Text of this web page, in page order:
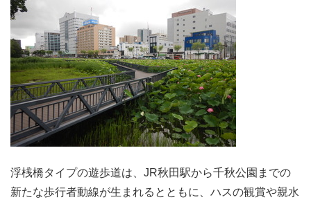
浮桟橋タイプの遊歩道は、JR秋田駅から千秋公園までの
新たな歩行者動線が生まれるとともに、ハスの観賞や親水